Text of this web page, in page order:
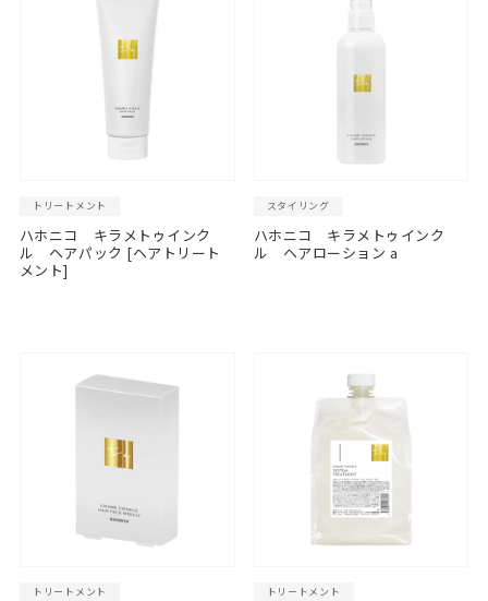
トリートメント
ハホニコ キラメトゥインク
ル ヘアパック [ヘアトリート
メント]
スタイリング
ハホニコ キラメトゥインク
ル ヘアローション a
トリートメント トリートメント